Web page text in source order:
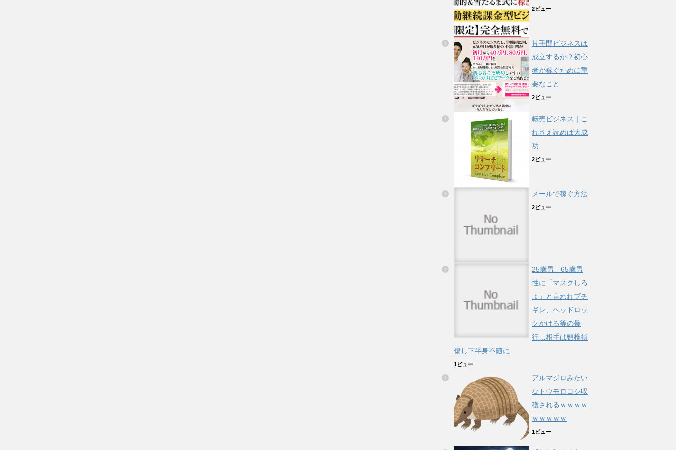
2ビュー
片手間ビジネスは
成立するか？初心
者が稼ぐために重
要なこと
2ビュー
転売ビジネス｜こ
れさえ読めば大成
功
2ビュー
メールで稼ぐ方法
2ビュー
25歳男、65歳男
性に「マスクしろ
よ」と言われブチ
ギレ、ヘッドロッ
クかける等の暴
行…相手は頸椎損
傷し下半身不随に
1ビュー
アルマジロみたい
なトウモロコシ収
穫されるｗｗｗｗ
ｗｗｗｗｗ
1ビュー